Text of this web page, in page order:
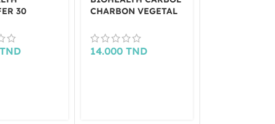
30
TND
CHARBON VEGETAL
14.000 TND